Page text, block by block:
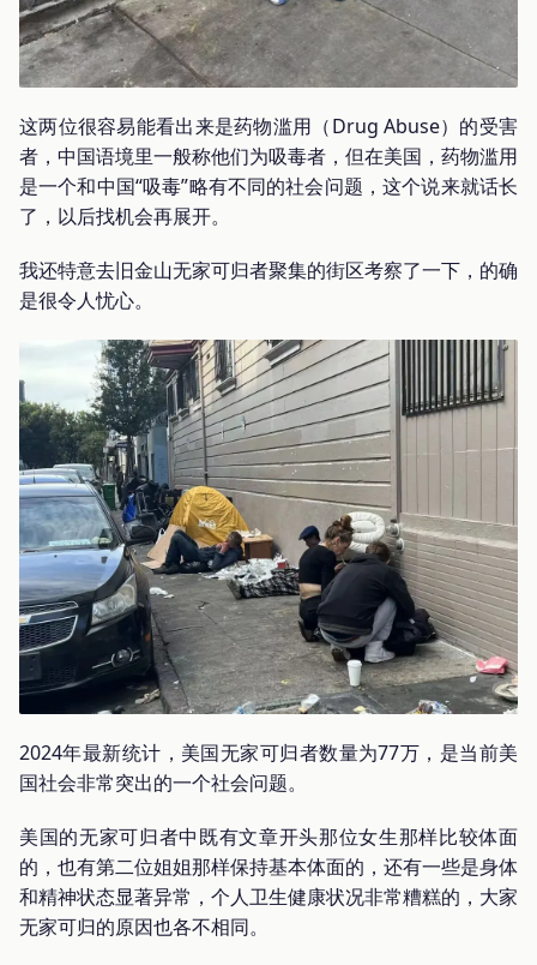
这两位很容易能看出来是药物滥用（Drug Abuse）的受害
者，中国语境里一般称他们为吸毒者，但在美国，药物滥用
是一个和中国“吸毒”略有不同的社会问题，这个说来就话长
了，以后找机会再展开。
我还特意去旧金山无家可归者聚集的街区考察了一下，的确
是很令人忧心。
2024年最新统计，美国无家可归者数量为77万，是当前美
国社会非常突出的一个社会问题。
美国的无家可归者中既有文章开头那位女生那样比较体面
的，也有第二位姐姐那样保持基本体面的，还有一些是身体
和精神状态显著异常，个人卫生健康状况非常糟糕的，大家
无家可归的原因也各不相同。